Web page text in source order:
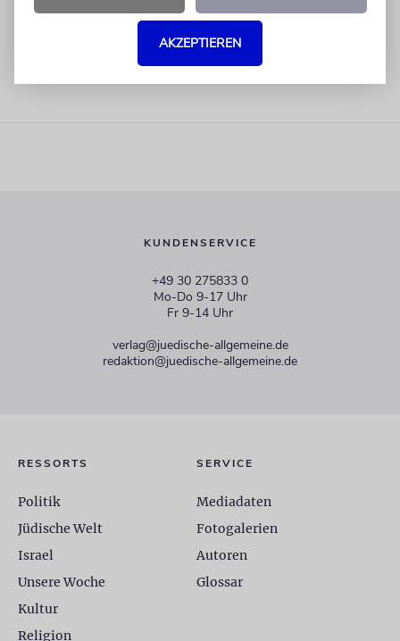
KUNDENSERVICE
+49 30 275833 0
Mo-Do 9-17 Uhr
Fr 9-14 Uhr
verlag@juedische-allgemeine.de
redaktion@juedische-allgemeine.de
RESSORTS
Politik
Jüdische Welt
Israel
Unsere Woche
Kultur
Religion
SERVICE
Mediadaten
Fotogalerien
Autoren
Glossar
AKZEPTIEREN